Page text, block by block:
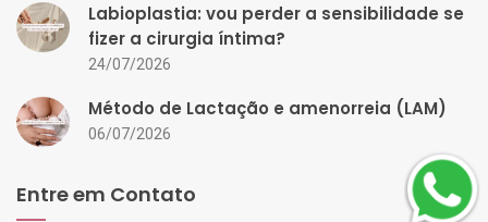
Labioplastia: vou perder a sensibilidade se
fizer a cirurgia íntima?
24/07/2026
Método de Lactação e amenorreia (LAM)
06/07/2026
Entre em Contato